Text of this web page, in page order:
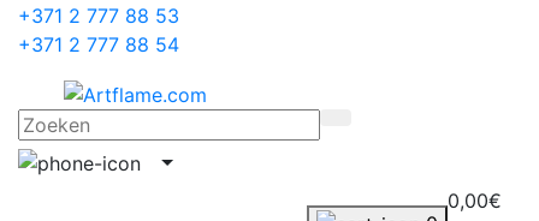
+371 2 777 88 53
+371 2 777 88 54
0,00€